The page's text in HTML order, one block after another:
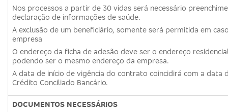
Nos processos a partir de 30 vidas será necessário
declaração de informações de saúde.
A exclusão de um beneficiário, somente será permitida em
empresa
O endereço da ficha de adesão deve ser o endereço
podendo ser o mesmo endereço da empresa.
A data de início de vigência do contrato coincidirá com a data
Crédito Conciliado Bancário.
DOCUMENTOS NECESSÁRIOS